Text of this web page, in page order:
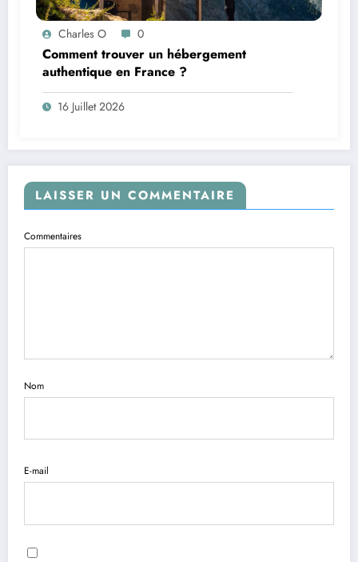
Charles O 0
Comment trouver un hébergement
authentique en France ?
16 Juillet 2026
LAISSER UN COMMENTAIRE
Commentaires
Nom
E-mail